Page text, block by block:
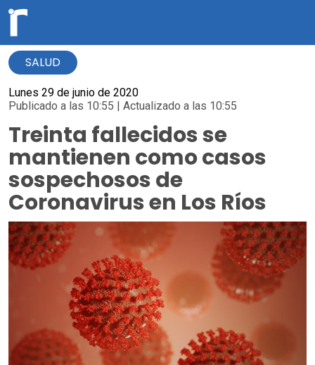
SALUD
Lunes 29 de junio de 2020
Publicado a las 10:55 | Actualizado a las 10:55
Treinta fallecidos se
mantienen como casos
sospechosos de
Coronavirus en Los Ríos